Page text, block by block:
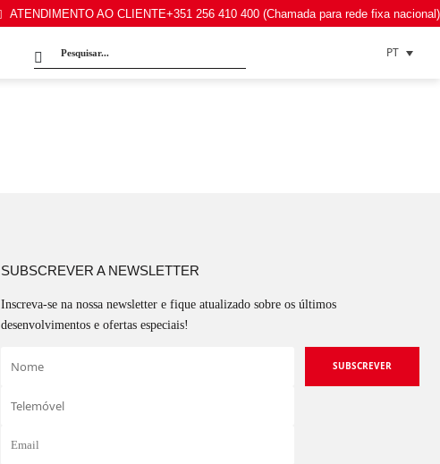
ATENDIMENTO AO CLIENTE+351 256 410 400 (Chamada para rede fixa nacional)
PT
SUBSCREVER A NEWSLETTER
Inscreva-se na nossa newsletter e fique atualizado sobre os últimos
desenvolvimentos e ofertas especiais!